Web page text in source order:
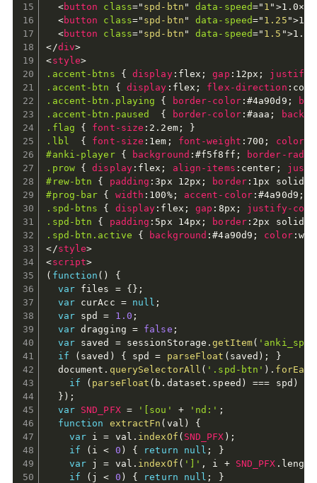
<button class=" spd-btn " data-speed=" 1 " >1.0×
<button class=" spd-btn " data-speed=" 1.25 ">
<button class=" spd-btn " data-speed=" 1.5 ">1.5×
</div>
<style>
.accent-btns
{ display: flex ; gap : 12px ;
justify-
.accent-btn
{ display : flex ; flex-direction :
.accent-btn.playing
{ border-color: #4a90d9 ;
.accent-btn.paused
{ border-color: #aaa ;
.flag
{ font-size : 2.2em;
}
.lbl
{ font-size : 1em ; font-weight : 700 ; color
#anki-player
{ background :#f5f8ff ;
border-
.prow
{ display: flex ; align-items : center ;
#rew-btn
{ padding :3px 12px ; border : 1px solid
#prog-bar { width : 100%; accent-color :#4a90d9 ;
.spd-btns
{ display : flex ; gap : 8px ;
justify-
.spd-btn
{ padding : 5px 14px ; border : 2px solid
.spd-btn.active
{ background :#4a90d9 ; color:
</style>
<script>
( function ( )
{
var files = { } ;
var curAcc = null ;
var spd = 1.0 ;
var dragging = false ;
var saved = sessionStorage .getItem( 'anki_spd'
if
( saved ) { spd = parseFloat ( saved ) ;
}
  document
. querySelectorAll ( '.spd-btn' ) . forEach
if
( parseFloat ( b . dataset . speed ) === spd )
} ) ;
var
SND_PFX = '[sou' + 'nd:' ;
function
extractFn ( val )
{
var i = val . indexOf ( SND_PFX ) ;
if
( i < 0 ) { return null ;
}
var j = val . indexOf ( ']' , i + SND_PFX . length
if
( j < 0 ) { return null ;
}